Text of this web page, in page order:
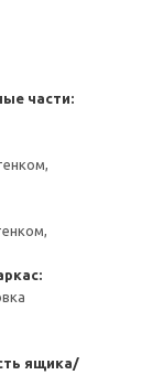
части:
ящика/